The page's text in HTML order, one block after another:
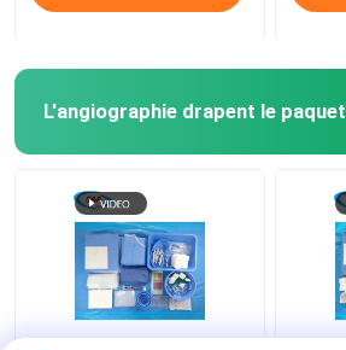
L'angiographie drapent le paquet